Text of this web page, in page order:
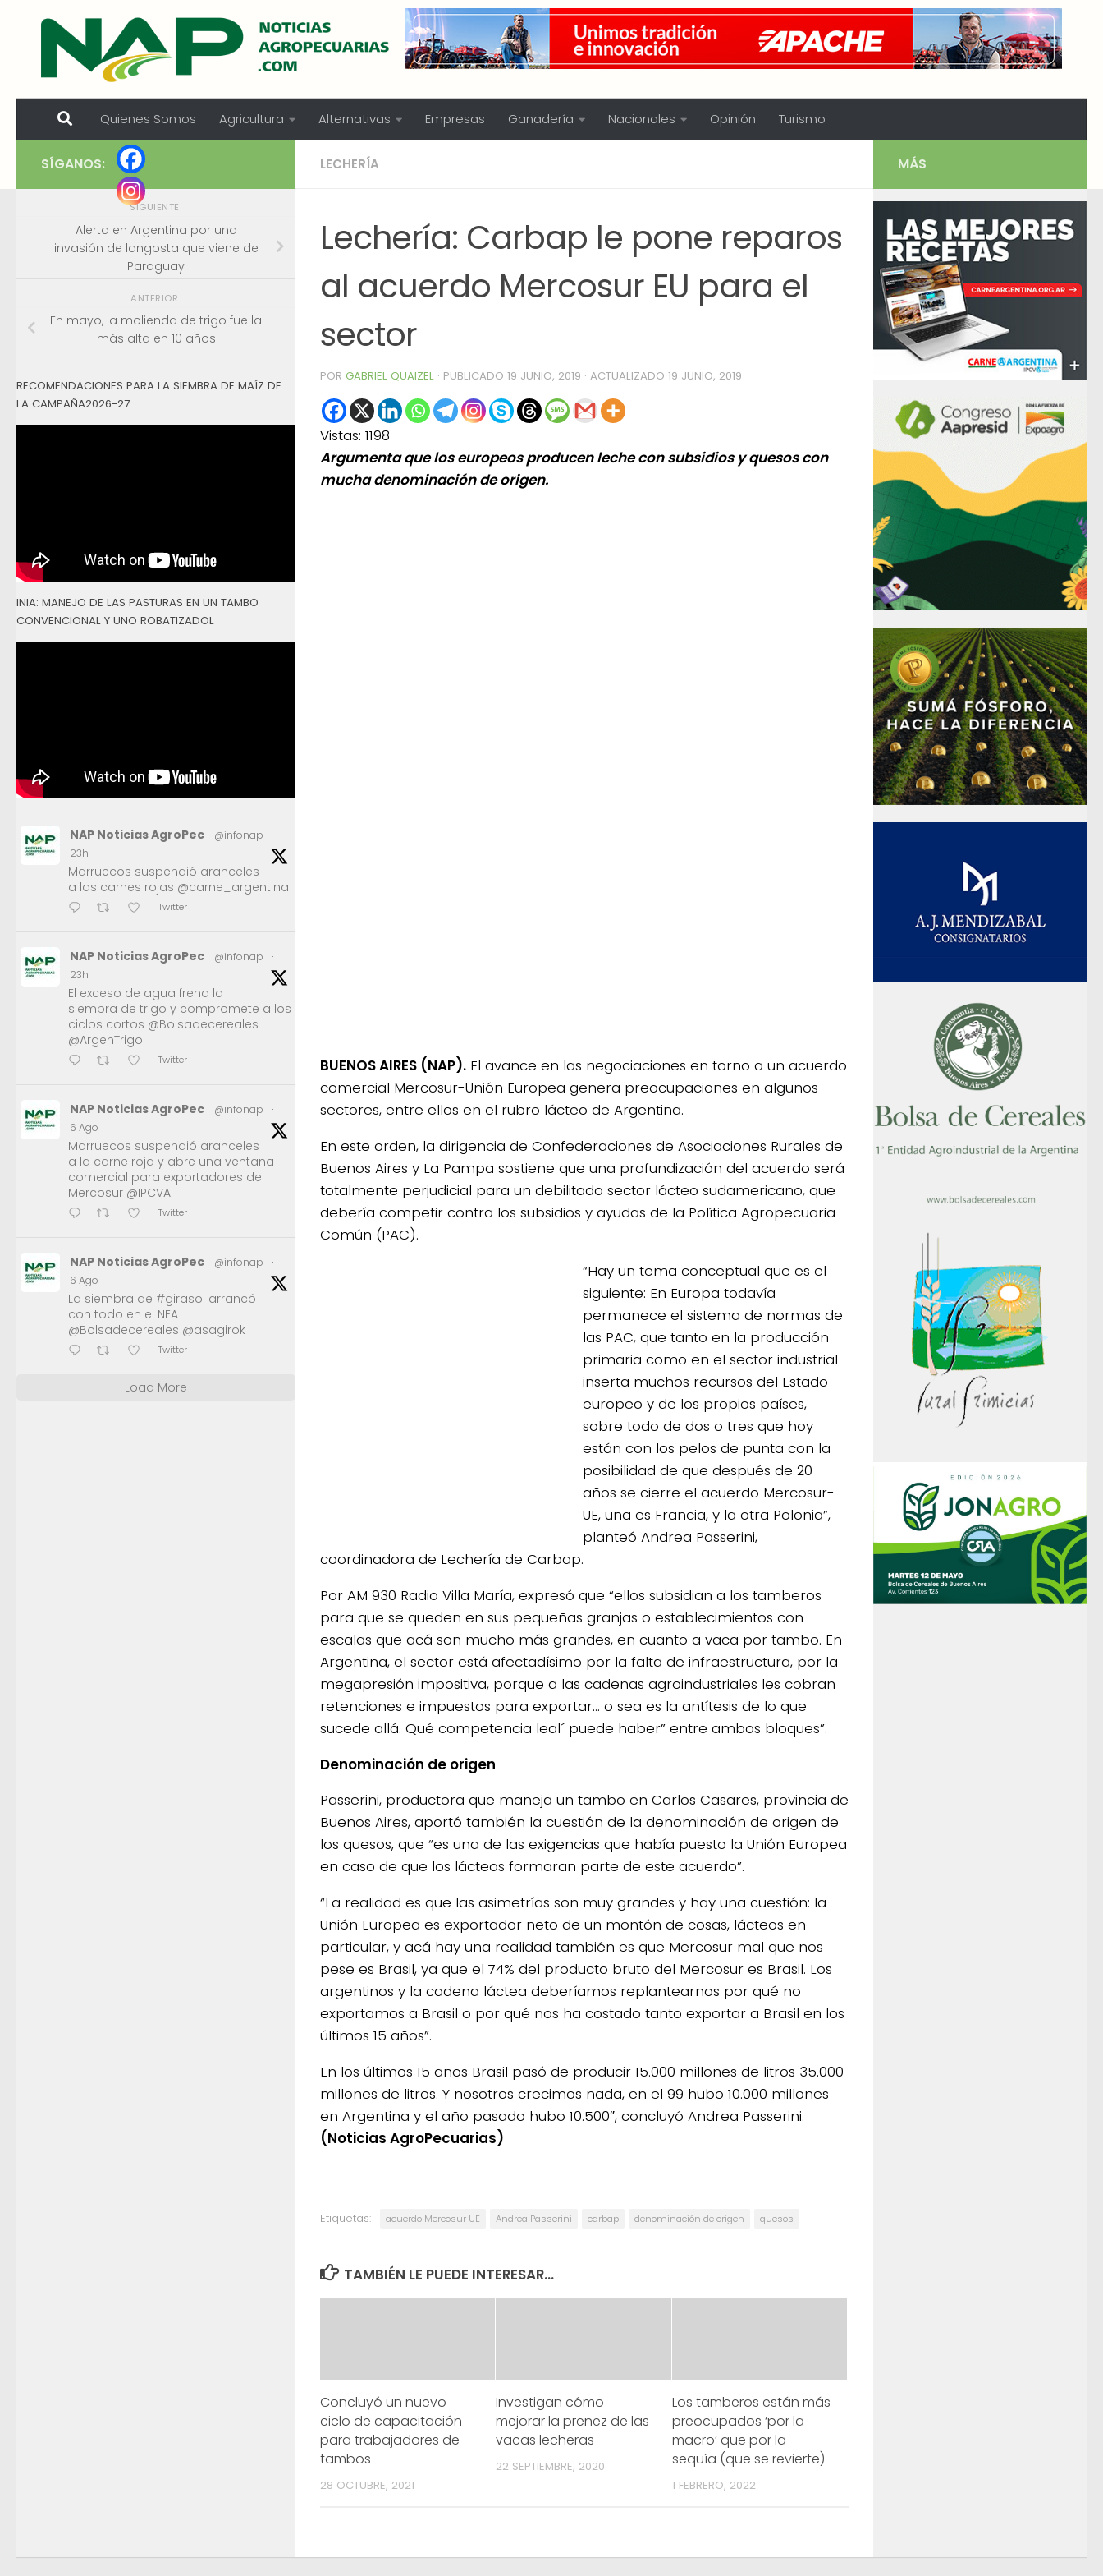
Skip to content
Quienes Somos Agricultura Alternativas Empresas Ganadería Nacionales Opinión Turismo
LECHERÍA
Lechería: Carbap le pone reparos
al acuerdo Mercosur EU para el
sector
POR GABRIEL QUAIZEL · PUBLICADO 19 JUNIO, 2019 · ACTUALIZADO 19 JUNIO, 2019
Vistas: 1198
Argumenta que los europeos producen leche con subsidios y quesos con
mucha denominación de origen.
BUENOS AIRES (NAP). El avance en las negociaciones en torno a un acuerdo
comercial Mercosur-Unión Europea genera preocupaciones en algunos
sectores, entre ellos en el rubro lácteo de Argentina.
En este orden, la dirigencia de Confederaciones de Asociaciones Rurales de
Buenos Aires y La Pampa sostiene que una profundización del acuerdo será
totalmente perjudicial para un debilitado sector lácteo sudamericano, que
debería competir contra los subsidios y ayudas de la Política Agropecuaria
Común (PAC).
“Hay un tema conceptual que es el
siguiente: En Europa todavía
permanece el sistema de normas de
las PAC, que tanto en la producción
primaria como en el sector industrial
inserta muchos recursos del Estado
europeo y de los propios países,
sobre todo de dos o tres que hoy
están con los pelos de punta con la
posibilidad de que después de 20
años se cierre el acuerdo Mercosur-
UE, una es Francia, y la otra Polonia”,
planteó Andrea Passerini,
coordinadora de Lechería de Carbap.
Por AM 930 Radio Villa María, expresó que “ellos subsidian a los tamberos
para que se queden en sus pequeñas granjas o establecimientos con
escalas que acá son mucho más grandes, en cuanto a vaca por tambo. En
Argentina, el sector está afectadísimo por la falta de infraestructura, por la
megapresión impositiva, porque a las cadenas agroindustriales les cobran
retenciones e impuestos para exportar… o sea es la antítesis de lo que
sucede allá. Qué competencia leal´ puede haber” entre ambos bloques”.
Denominación de origen
Passerini, productora que maneja un tambo en Carlos Casares, provincia de
Buenos Aires, aportó también la cuestión de la denominación de origen de
los quesos, que “es una de las exigencias que había puesto la Unión Europea
en caso de que los lácteos formaran parte de este acuerdo”.
“La realidad es que las asimetrías son muy grandes y hay una cuestión: la
Unión Europea es exportador neto de un montón de cosas, lácteos en
particular, y acá hay una realidad también es que Mercosur mal que nos
pese es Brasil, ya que el 74% del producto bruto del Mercosur es Brasil. Los
argentinos y la cadena láctea deberíamos replantearnos por qué no
exportamos a Brasil o por qué nos ha costado tanto exportar a Brasil en los
últimos 15 años”.
En los últimos 15 años Brasil pasó de producir 15.000 millones de litros 35.000
millones de litros. Y nosotros crecimos nada, en el 99 hubo 10.000 millones
en Argentina y el año pasado hubo 10.500″, concluyó Andrea Passerini.
(Noticias AgroPecuarias)
Etiquetas: acuerdo Mercosur UE Andrea Passerini carbap denominación de origen quesos
TAMBIÉN LE PUEDE INTERESAR...
Concluyó un nuevo
ciclo de capacitación
para trabajadores de
tambos
28 OCTUBRE, 2021
Investigan cómo
mejorar la preñez de las
vacas lecheras
22 SEPTIEMBRE, 2020
Los tamberos están más
preocupados ‘por la
macro’ que por la
sequía (que se revierte)
1 FEBRERO, 2022
SÍGANOS:
SIGUIENTE
Alerta en Argentina por una
invasión de langosta que viene de
Paraguay
ANTERIOR
En mayo, la molienda de trigo fue la
más alta en 10 años
RECOMENDACIONES PARA LA SIEMBRA DE MAÍZ DE
LA CAMPAÑA2026-27
INIA: MANEJO DE LAS PASTURAS EN UN TAMBO
CONVENCIONAL Y UNO ROBATIZADOL
NAP Noticias AgroPec @infonap
·
23h
Marruecos suspendió aranceles
a las carnes rojas @carne_argentina
Twitter
NAP Noticias AgroPec @infonap
·
23h
El exceso de agua frena la
siembra de trigo y compromete a los
ciclos cortos @Bolsadecereales
@ArgenTrigo
Twitter
NAP Noticias AgroPec @infonap
·
6 Ago
Marruecos suspendió aranceles
a la carne roja y abre una ventana
comercial para exportadores del
Mercosur @IPCVA
Twitter
NAP Noticias AgroPec @infonap
·
6 Ago
La siembra de #girasol arrancó
con todo en el NEA
@Bolsadecereales @asagirok
Twitter
Load More
MÁS